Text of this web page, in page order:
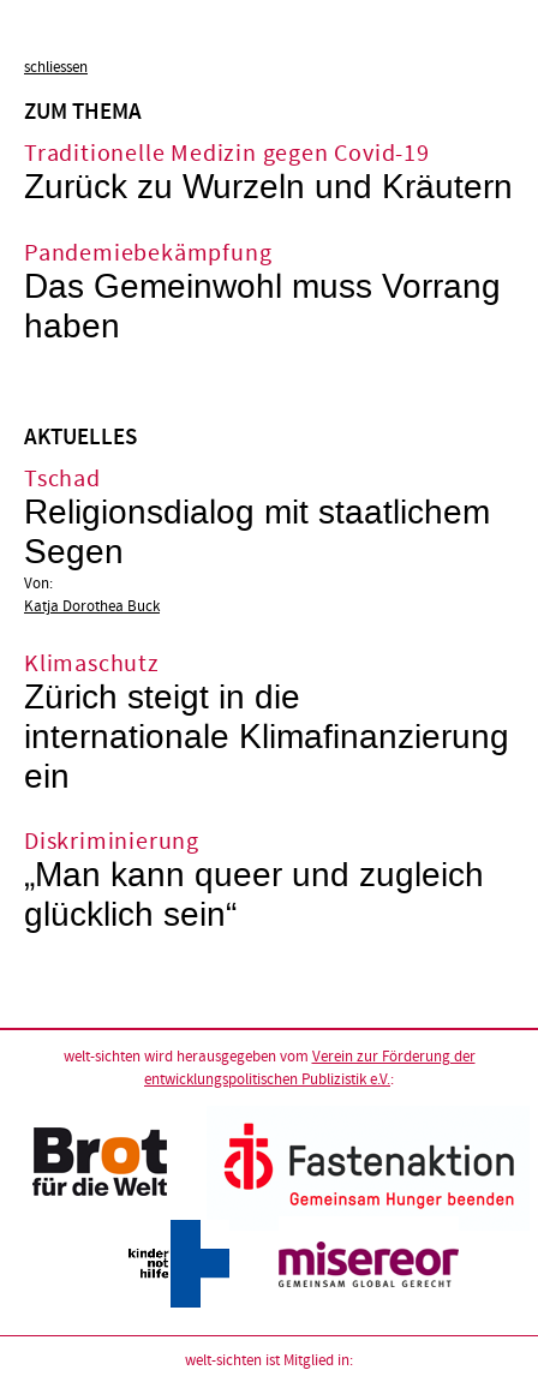
schliessen
ZUM THEMA
Traditionelle Medizin gegen Covid-19
Zurück zu Wurzeln und Kräutern
Pandemiebekämpfung
Das Gemeinwohl muss Vorrang
haben
AKTUELLES
Tschad
Religionsdialog mit staatlichem
Segen
Von:
Katja Dorothea Buck
Klimaschutz
Zürich steigt in die
internationale Klimafinanzierung
ein
Diskriminierung
„Man kann queer und zugleich
glücklich sein“
welt-sichten wird herausgegeben vom Verein zur Förderung der
entwicklungspolitischen Publizistik e.V.:
welt-sichten ist Mitglied in: